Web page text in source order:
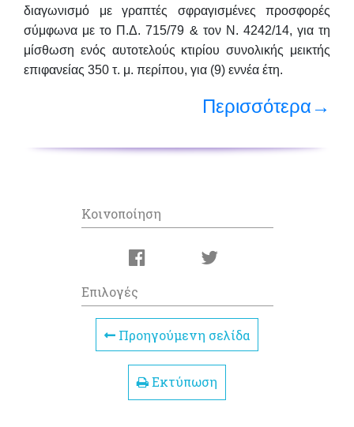
διαγωνισμό με γραπτές σφραγισμένες προσφορές
σύμφωνα με το Π.Δ. 715/79 & τον Ν. 4242/14, για τη
μίσθωση ενός αυτοτελούς κτιρίου συνολικής μεικτής
επιφανείας 350 τ. μ. περίπου, για (9) εννέα έτη.
Περισσότερα→
Κοινοποίηση
Επιλογές
Προηγούμενη σελίδα
Εκτύπωση